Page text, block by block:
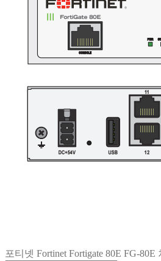
포티넷 Fortinet Fortigate 80E FG-